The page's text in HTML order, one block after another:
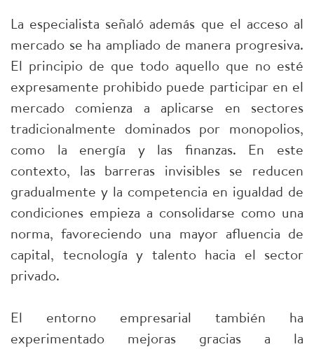
La especialista señaló además que el acceso al
mercado se ha ampliado de manera progresiva.
El principio de que todo aquello que no esté
expresamente prohibido puede participar en el
mercado comienza a aplicarse en sectores
tradicionalmente dominados por monopolios,
como la energía y las finanzas. En este
contexto, las barreras invisibles se reducen
gradualmente y la competencia en igualdad de
condiciones empieza a consolidarse como una
norma, favoreciendo una mayor afluencia de
capital, tecnología y talento hacia el sector
privado.
El entorno empresarial también ha
experimentado mejoras gracias a la